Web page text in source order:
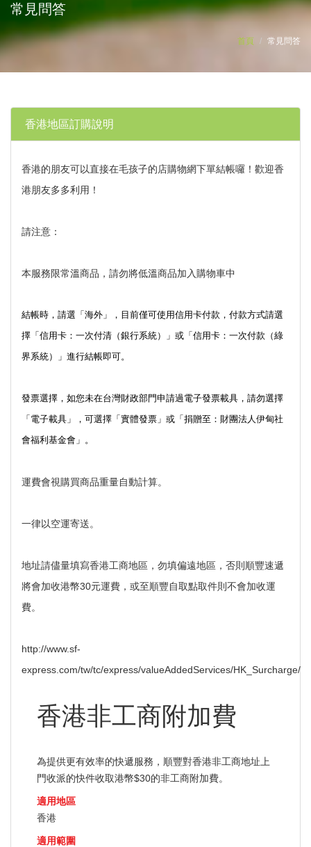
常見問答
首頁 常見問答
香港地區訂購說明
香港的朋友可以直接在毛孩子的店購物網下單結帳囉！歡迎香
港朋友多多利用！
請注意：
本服務限常溫商品，請勿將低溫商品加入購物車中
結帳時，請選「海外」，目前僅可使用信用卡付款，付款方式請選
擇「信用卡：一次付清（銀行系統）」或「信用卡：一次付款（綠
界系統）」進行結帳即可。
發票選擇，如您未在台灣財政部門申請過電子發票載具，請勿選擇
「電子載具」，可選擇「實體發票」或「捐贈至：財團法人伊甸社
會福利基金會」。
運費會視購買商品重量自動計算。
一律以空運寄送。
地址請儘量填寫香港工商地區，勿填偏遠地區，否則順豐速遞
將會加收港幣30元運費，或至順豐自取點取件則不會加收運
費。
http://www.sf-
express.com/tw/tc/express/valueAddedServices/HK_Surcharge/
香港非工商附加費
為提供更有效率的快遞服務，順豐對香港非工商地址上
門收派的快件收取港幣$30的非工商附加費。
適用地區
香港
適用範圍